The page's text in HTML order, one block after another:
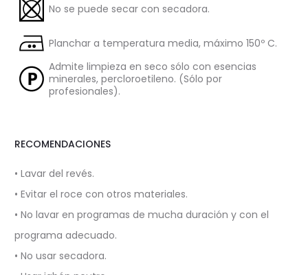
No se puede secar con secadora.
Planchar a temperatura media, máximo 150º C.
Admite limpieza en seco sólo con esencias
minerales, percloroetileno. (Sólo por
profesionales).
RECOMENDACIONES
• Lavar del revés.
• Evitar el roce con otros materiales.
• No lavar en programas de mucha duración y con el
programa adecuado.
• No usar secadora.